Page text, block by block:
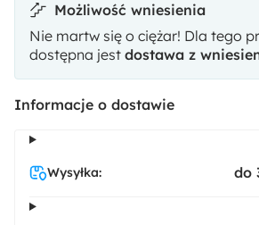
Możliwość wniesienia
Nie martw się o ciężar! Dla tego
dostępna jest dostawa z
Informacje o dostawie
Wysyłka: do